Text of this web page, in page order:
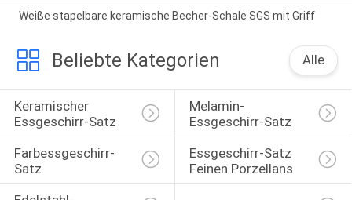
Weiße stapelbare keramische Becher-Schale SGS mit Griff
Beliebte Kategorien Alle
Keramischer
Essgeschirr-Satz
Melamin-
Essgeschirr-Satz
Farbessgeschirr-
Satz
Essgeschirr-Satz
Feinen Porzellans